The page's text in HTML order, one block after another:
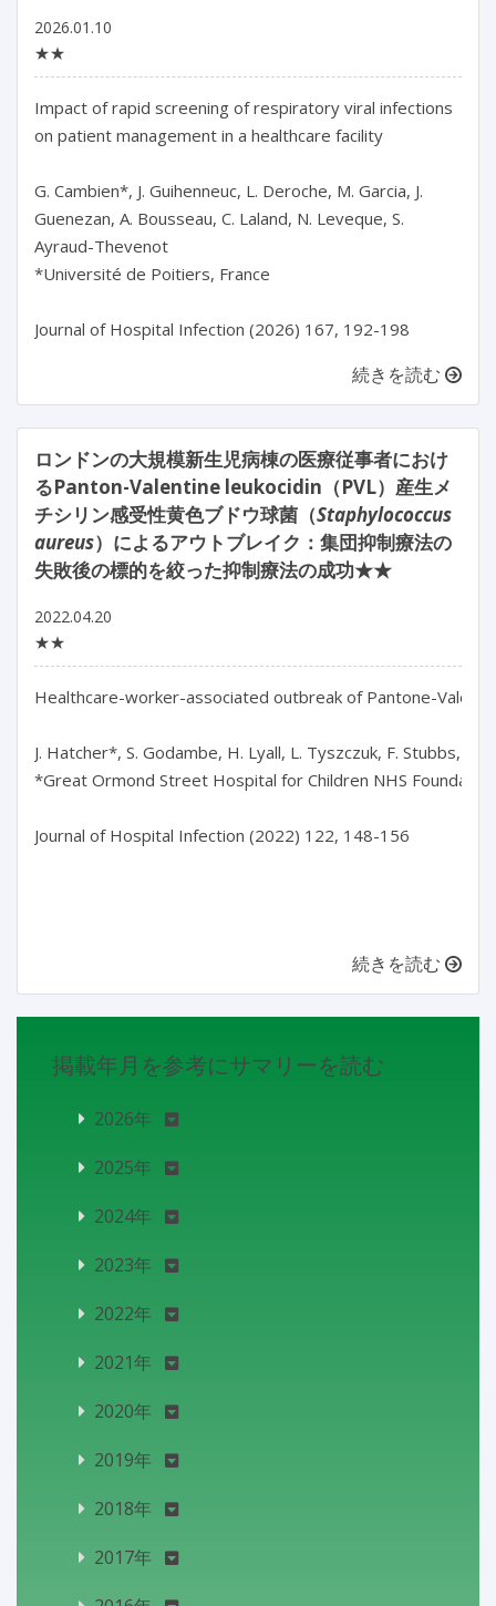
2026.01.10
★★
Impact of rapid screening of respiratory viral infections
on patient management in a healthcare facility
G. Cambien*, J. Guihenneuc, L. Deroche, M. Garcia, J.
Guenezan, A. Bousseau, C. Laland, N. Leveque, S.
Ayraud-Thevenot
*Université de Poitiers, France
Journal of Hospital Infection (2026) 167, 192-198
続きを読む
ロンドンの大規模新生児病棟の医療従事者におけ
るPanton-Valentine leukocidin（PVL）産生メ
チシリン感受性黄色ブドウ球菌（Staphylococcus
aureus）によるアウトブレイク：集団抑制療法の
失敗後の標的を絞った抑制療法の成功★★
2022.04.20
★★
Healthcare-worker-associated outbreak of Pantone-
J. Hatcher*, S. Godambe, H. Lyall, L. Tyszczuk, F. Stubbs, N.
*Great Ormond Street Hospital for Children NHS
Journal of Hospital Infection (2022) 122, 148-156
続きを読む
掲載年月を参考にサマリーを読む
2026年
2025年
2024年
2023年
2022年
2021年
2020年
2019年
2018年
2017年